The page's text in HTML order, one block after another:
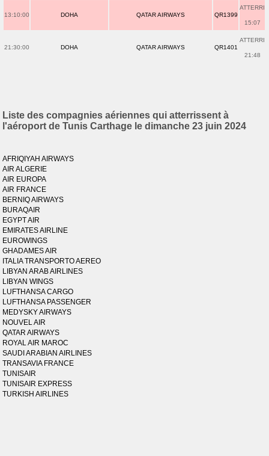
13:10:00 DOHA QATAR AIRWAYS QR1399
ATTERRI
15:07
21:30:00 DOHA QATAR AIRWAYS QR1401
ATTERRI
21:48
Liste des compagnies aériennes qui atterrissent à
l'aéroport de Tunis Carthage le dimanche 23 juin 2024
AFRIQIYAH AIRWAYS
AIR ALGERIE
AIR EUROPA
AIR FRANCE
BERNIQ AIRWAYS
BURAQAIR
EGYPT AIR
EMIRATES AIRLINE
EUROWINGS
GHADAMES AIR
ITALIA TRANSPORTO AEREO
LIBYAN ARAB AIRLINES
LIBYAN WINGS
LUFTHANSA CARGO
LUFTHANSA PASSENGER
MEDYSKY AIRWAYS
NOUVEL AIR
QATAR AIRWAYS
ROYAL AIR MAROC
SAUDI ARABIAN AIRLINES
TRANSAVIA FRANCE
TUNISAIR
TUNISAIR EXPRESS
TURKISH AIRLINES